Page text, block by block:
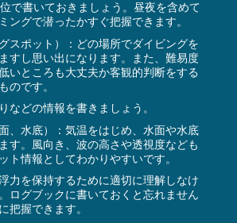
で書いておきましょう。昼夜を含めて
ングで潜ったかすぐ把握できます。
スポット）：どの場所でダイビングを
すし思い出になります。また、難易度
いところも大丈夫か客観的判断をする
のです。
などの情報を書きましょう。
、水底）：気温をはじめ、水面や水底
す。風向き、波の高さや透視度なども
ト情報としてわかりやすいです。
力を保持するために適切に理解しなけ
ログブックに書いておくと忘れません
把握できます。